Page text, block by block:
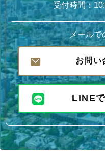
受付時間：
メールで
お問い
LINE